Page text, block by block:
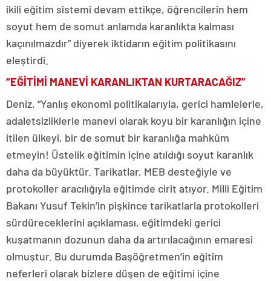
ikili eğitim sistemi devam ettikçe, öğrencilerin hem
soyut hem de somut anlamda karanlıkta kalması
kaçınılmazdır” diyerek iktidarın eğitim politikasını
eleştirdi.
“EĞİTİMİ MANEVİ KARANLIKTAN KURTARACAĞIZ”
Deniz, “Yanlış ekonomi politikalarıyla, gerici hamlelerle,
adaletsizliklerle manevi olarak koyu bir karanlığın içine
itilen ülkeyi, bir de somut bir karanlığa mahkûm
etmeyin! Üstelik eğitimin içine atıldığı soyut karanlık
daha da büyüktür. Tarikatlar, MEB desteğiyle ve
protokoller aracılığıyla eğitimde cirit atıyor. Milli Eğitim
Bakanı Yusuf Tekin’in pişkince tarikatlarla protokolleri
sürdüreceklerini açıklaması, eğitimdeki gerici
kuşatmanın dozunun daha da artırılacağının emaresi
olmuştur. Bu durumda Başöğretmen’in eğitim
neferleri olarak bizlere düşen de eğitimi içine